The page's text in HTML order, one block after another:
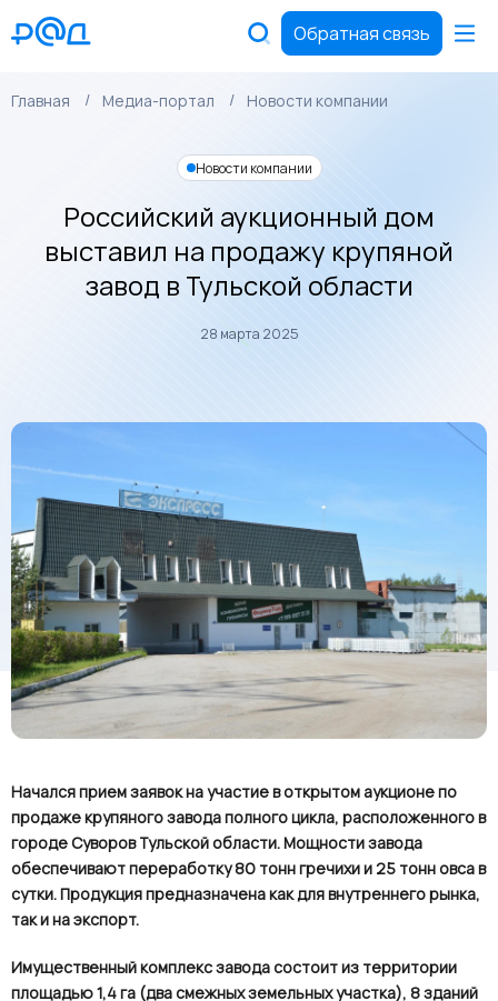
Обратная связь
Главная Медиа-портал Новости компании
Новости компании
Российский аукционный дом
выставил на продажу крупяной
завод в Тульской области
28 марта 2025
Начался прием заявок на участие в открытом аукционе по
продаже крупяного завода полного цикла, расположенного в
городе Суворов Тульской области. Мощности завода
обеспечивают переработку 80 тонн гречихи и 25 тонн овса в
сутки. Продукция предназначена как для внутреннего рынка,
так и на экспорт.
Имущественный комплекс завода состоит из территории
площадью 1,4 га (два смежных земельных участка), 8 зданий